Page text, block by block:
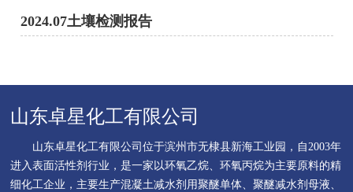
2024.07土壤检测报告
山东卓星化工有限公司
山东卓星化工有限公司位于滨州市无棣县新海工业园，自2003年
进入表面活性剂行业，是一家以环氧乙烷、环氧丙烷为主要原料的精
细化工企业，主要生产混凝土减水剂用聚醚单体、聚醚减水剂母液、